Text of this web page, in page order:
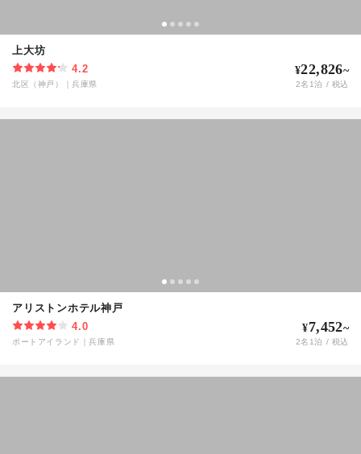
上大坊
4.2
北区（神戸） ｜兵庫県
¥22,826~
2名 1泊 / 税込
アリストンホテル神戸
4.0
ポートアイランド ｜兵庫県
¥7,452~
2名 1泊 / 税込